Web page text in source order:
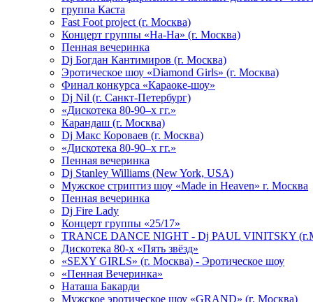
группа Каста
Fast Foot project (г. Москва)
Концерт группы «На-На» (г. Москва)
Пенная вечеринка
Dj Богдан Кантимиров (г. Москва)
Эротическое шоу «Diamond Girls» (г. Москва)
Финал конкурса «Караоке-шоу»
Dj Nil (г. Санкт-Петербург)
«Дискотека 80-90–х гг.»
Карандаш (г. Москва)
Dj Макс Короваев (г. Москва)
«Дискотека 80-90–х гг.»
Пенная вечеринка
Dj Stanley Williams (New York, USA)
Мужское стриптиз шоу «Made in Heaven» г. Москва
Пенная вечеринка
Dj Fire Lady
Концерт группы «25/17»
TRANCE DANCE NIGHT - Dj PAUL VINITSKY
Дискотека 80-х «Пять звёзд»
«SEXY GIRLS» (г. Москва) - Эротическое шоу
«Пенная Вечеринка»
Hаташа Бакарди
Мужское эротическое шоу «GRAND» (г. Москва)